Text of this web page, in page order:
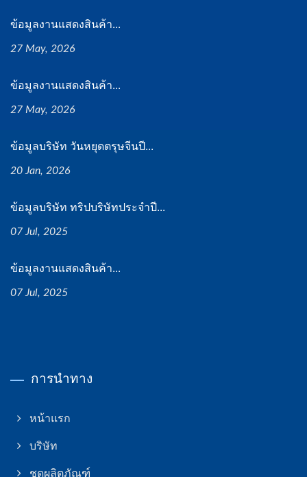
ข้อมูลงานแสดงสินค้า...
27 May, 2026
ข้อมูลงานแสดงสินค้า...
27 May, 2026
ข้อมูลบริษัท วันหยุดตรุษจีนปี...
20 Jan, 2026
ข้อมูลบริษัท ทริปบริษัทประจำปี...
07 Jul, 2025
ข้อมูลงานแสดงสินค้า...
07 Jul, 2025
การนำทาง
หน้าแรก
บริษัท
ชุดผลิตภัณฑ์